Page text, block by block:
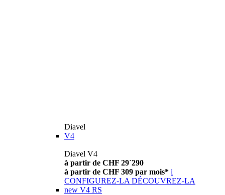
Diavel
V4
Diavel V4
à partir de CHF 29´290
à partir de CHF 309 par mois* i
CONFIGUREZ-LA DÉCOUVREZ-LA
new V4 RS